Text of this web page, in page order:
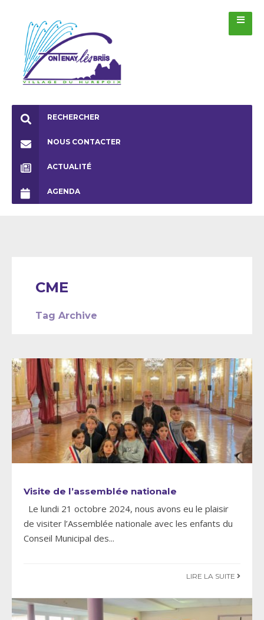
RECHERCHER
NOUS CONTACTER
ACTUALITÉ
AGENDA
CME
Tag Archive
Visite de l’assemblée nationale
Le lundi 21 octobre 2024, nous avons eu le plaisir
de visiter l’Assemblée nationale avec les enfants du
Conseil Municipal des...
LIRE LA SUITE